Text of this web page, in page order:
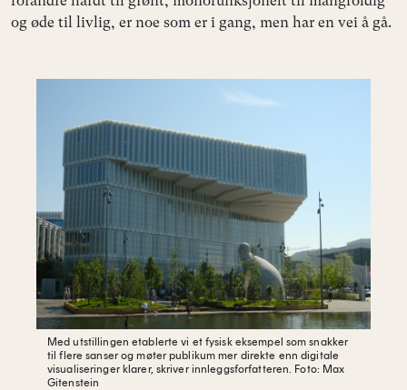
og øde til livlig, er noe som er i gang, men har en vei å gå.
Med utstillingen etablerte vi et fysisk eksempel som snakker
til flere sanser og møter publikum mer direkte enn digitale
visualiseringer klarer, skriver innleggsforfatteren. Foto: Max
Gitenstein